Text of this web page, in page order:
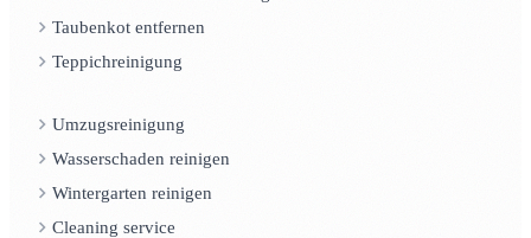
Taubenkot entfernen
Teppichreinigung
Umzugsreinigung
Wasserschaden reinigen
Wintergarten reinigen
Cleaning service